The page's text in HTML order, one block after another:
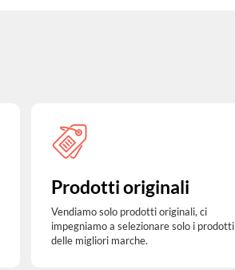
Prodotti originali
Vendiamo solo prodotti originali, ci
impegniamo a selezionare solo i prodotti
delle migliori marche.